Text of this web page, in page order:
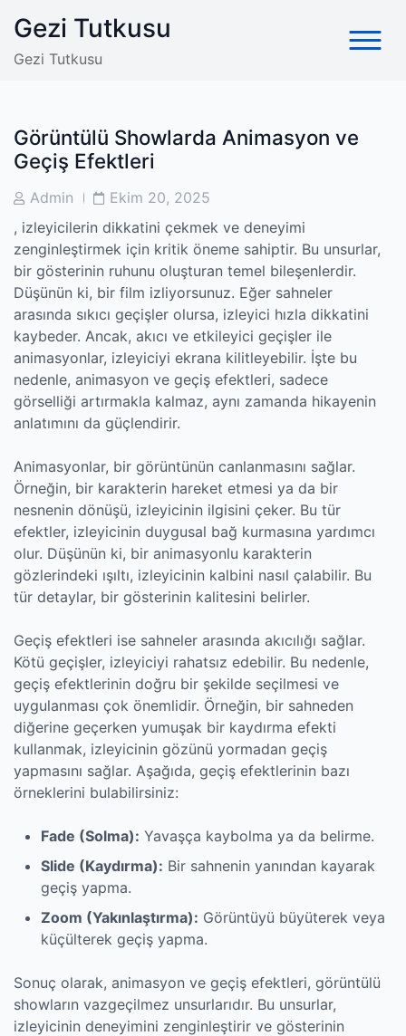
content
Gezi Tutkusu
Gezi Tutkusu
Görüntülü Showlarda Animasyon ve
Geçiş Efektleri
PostAdmin
PostEkim 20, 2025
, izleyicilerin dikkatini çekmek ve deneyimi
zenginleştirmek için kritik öneme sahiptir. Bu unsurlar,
bir gösterinin ruhunu oluşturan temel bileşenlerdir.
Düşünün ki, bir film izliyorsunuz. Eğer sahneler
arasında sıkıcı geçişler olursa, izleyici hızla dikkatini
kaybeder. Ancak, akıcı ve etkileyici geçişler ile
animasyonlar, izleyiciyi ekrana kilitleyebilir. İşte bu
nedenle, animasyon ve geçiş efektleri, sadece
görselliği artırmakla kalmaz, aynı zamanda hikayenin
anlatımını da güçlendirir.
Animasyonlar, bir görüntünün canlanmasını sağlar.
Örneğin, bir karakterin hareket etmesi ya da bir
nesnenin dönüşü, izleyicinin ilgisini çeker. Bu tür
efektler, izleyicinin duygusal bağ kurmasına yardımcı
olur. Düşünün ki, bir animasyonlu karakterin
gözlerindeki ışıltı, izleyicinin kalbini nasıl çalabilir. Bu
tür detaylar, bir gösterinin kalitesini belirler.
Geçiş efektleri ise sahneler arasında akıcılığı sağlar.
Kötü geçişler, izleyiciyi rahatsız edebilir. Bu nedenle,
geçiş efektlerinin doğru bir şekilde seçilmesi ve
uygulanması çok önemlidir. Örneğin, bir sahneden
diğerine geçerken yumuşak bir kaydırma efekti
kullanmak, izleyicinin gözünü yormadan geçiş
yapmasını sağlar. Aşağıda, geçiş efektlerinin bazı
örneklerini bulabilirsiniz:
Fade (Solma): Yavaşça kaybolma ya da belirme.
Slide (Kaydırma): Bir sahnenin yanından kayarak
geçiş yapma.
Zoom (Yakınlaştırma): Görüntüyü büyüterek veya
küçülterek geçiş yapma.
Sonuç olarak, animasyon ve geçiş efektleri, görüntülü
showların vazgeçilmez unsurlarıdır. Bu unsurlar,
izleyicinin deneyimini zenginleştirir ve gösterinin